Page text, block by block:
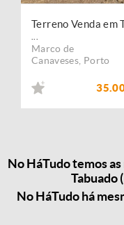
Marco de
Canaveses Porto
No HáTudo temos
Tabuado
No HáTudo há